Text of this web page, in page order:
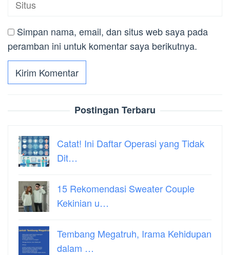
Simpan nama, email, dan situs web saya pada
peramban ini untuk komentar saya berikutnya.
Postingan Terbaru
Catat! Ini Daftar Operasi yang Tidak
Dit…
15 Rekomendasi Sweater Couple
Kekinian u…
Tembang Megatruh, Irama Kehidupan
dalam …